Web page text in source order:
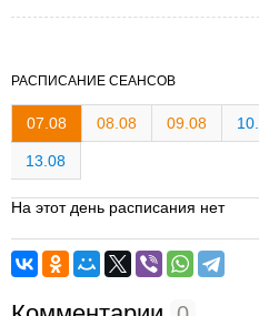
РАСПИСАНИЕ СЕАНСОВ
07.08 08.08 09.08
13.08
На этот день расписания нет